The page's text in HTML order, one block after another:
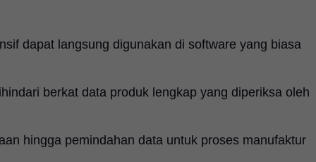
dapat langsung digunakan di software yang biasa
berkat data produk lengkap yang diperiksa oleh
hingga pemindahan data untuk proses manufaktur